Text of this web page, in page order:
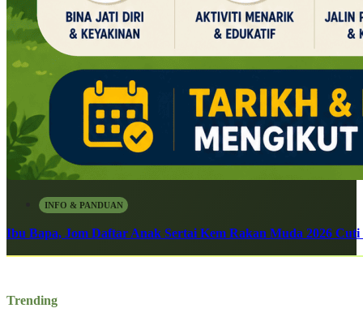
INFO & PANDUAN
Ibu Bapa, Jom Daftar Anak Sertai Kem Rakan Muda 2026
Trending